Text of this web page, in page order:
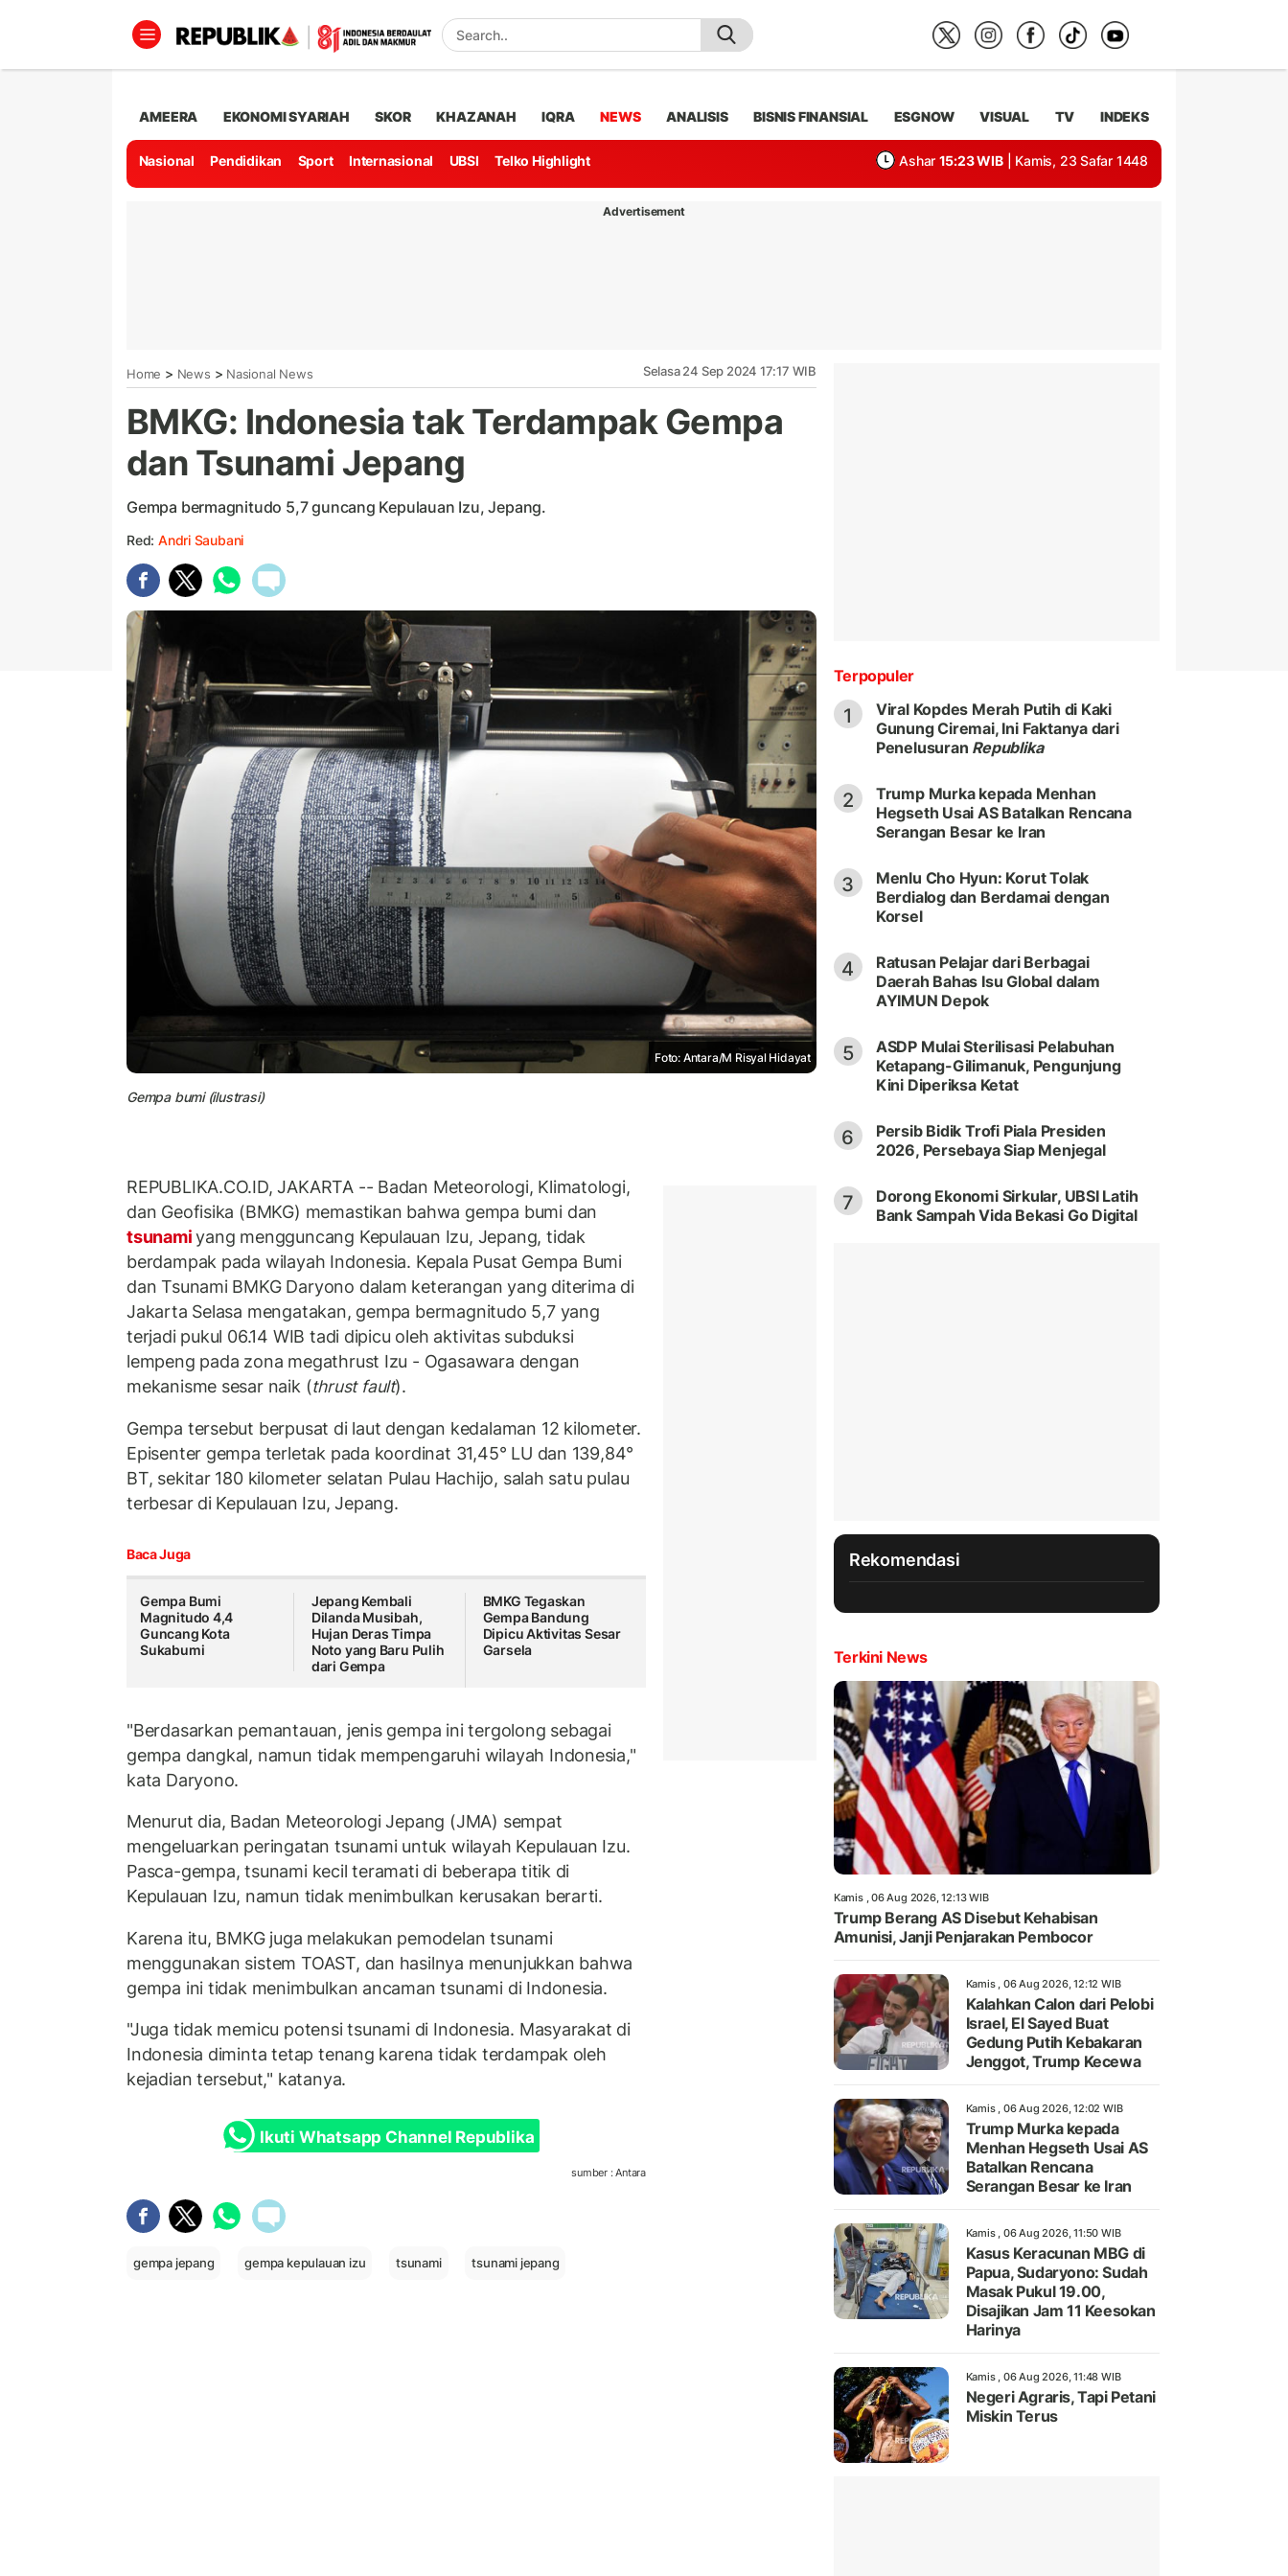
AMEERA EKONOMI SYARIAH SKOR KHAZANAH IQRA NEWS ANALISIS BISNIS FINANSIAL ESGNOW VISUAL TV INDEKS
Nasional Pendidikan Sport Internasional UBSI Telko Highlight Ashar 15:23 WIB | Kamis, 23 Safar 1448
Advertisement
Home > News > Nasional News Selasa 24 Sep 2024 17:17 WIB
BMKG: Indonesia tak Terdampak Gempa
dan Tsunami Jepang
Gempa bermagnitudo 5,7 guncang Kepulauan Izu, Jepang.
Red: Andri Saubani
Foto: Antara/M Risyal Hidayat
Gempa bumi (ilustrasi)
REPUBLIKA.CO.ID, JAKARTA -- Badan Meteorologi, Klimatologi,
dan Geofisika (BMKG) memastikan bahwa gempa bumi dan
tsunamiyang mengguncang Kepulauan Izu, Jepang, tidak
berdampak pada wilayah Indonesia. Kepala Pusat Gempa Bumi
dan Tsunami BMKG Daryono dalam keterangan yang diterima di
Jakarta Selasa mengatakan, gempa bermagnitudo 5,7 yang
terjadi pukul 06.14 WIB tadi dipicu oleh aktivitas subduksi
lempeng pada zona megathrust Izu - Ogasawara dengan
mekanisme sesar naik (thrust fault).
Gempa tersebut berpusat di laut dengan kedalaman 12 kilometer.
Episenter gempa terletak pada koordinat 31,45° LU dan 139,84°
BT, sekitar 180 kilometer selatan Pulau Hachijo, salah satu pulau
terbesar di Kepulauan Izu, Jepang.
Baca Juga
Gempa Bumi
Magnitudo 4,4
Guncang Kota
Sukabumi
Jepang Kembali
Dilanda Musibah,
Hujan Deras Timpa
Noto yang Baru Pulih
dari Gempa
BMKG Tegaskan
Gempa Bandung
Dipicu Aktivitas Sesar
Garsela
"Berdasarkan pemantauan, jenis gempa ini tergolong sebagai
gempa dangkal, namun tidak mempengaruhi wilayah Indonesia,"
kata Daryono.
Menurut dia, Badan Meteorologi Jepang (JMA) sempat
mengeluarkan peringatan tsunami untuk wilayah Kepulauan Izu.
Pasca-gempa, tsunami kecil teramati di beberapa titik di
Kepulauan Izu, namun tidak menimbulkan kerusakan berarti.
Karena itu, BMKG juga melakukan pemodelan tsunami
menggunakan sistem TOAST, dan hasilnya menunjukkan bahwa
gempa ini tidak menimbulkan ancaman tsunami di Indonesia.
"Juga tidak memicu potensi tsunami di Indonesia. Masyarakat di
Indonesia diminta tetap tenang karena tidak terdampak oleh
kejadian tersebut," katanya.
Ikuti Whatsapp Channel Republika
sumber : Antara
gempa jepang gempa kepulauan izu tsunami tsunami jepang
Terpopuler
1
Viral Kopdes Merah Putih di Kaki
Gunung Ciremai, Ini Faktanya dari
Penelusuran Republika
2
Trump Murka kepada Menhan
Hegseth Usai AS Batalkan Rencana
Serangan Besar ke Iran
3
Menlu Cho Hyun: Korut Tolak
Berdialog dan Berdamai dengan
Korsel
4
Ratusan Pelajar dari Berbagai
Daerah Bahas Isu Global dalam
AYIMUN Depok
5
ASDP Mulai Sterilisasi Pelabuhan
Ketapang-Gilimanuk, Pengunjung
Kini Diperiksa Ketat
6
Persib Bidik Trofi Piala Presiden
2026, Persebaya Siap Menjegal
7
Dorong Ekonomi Sirkular, UBSI Latih
Bank Sampah Vida Bekasi Go Digital
Rekomendasi
Terkini News
Kamis , 06 Aug 2026, 12:13 WIB
Trump Berang AS Disebut Kehabisan
Amunisi, Janji Penjarakan Pembocor
Kamis , 06 Aug 2026, 12:12 WIB
Kalahkan Calon dari Pelobi
Israel, El Sayed Buat
Gedung Putih Kebakaran
Jenggot, Trump Kecewa
Kamis , 06 Aug 2026, 12:02 WIB
Trump Murka kepada
Menhan Hegseth Usai AS
Batalkan Rencana
Serangan Besar ke Iran
Kamis , 06 Aug 2026, 11:50 WIB
Kasus Keracunan MBG di
Papua, Sudaryono: Sudah
Masak Pukul 19.00,
Disajikan Jam 11 Keesokan
Harinya
Kamis , 06 Aug 2026, 11:48 WIB
Negeri Agraris, Tapi Petani
Miskin Terus